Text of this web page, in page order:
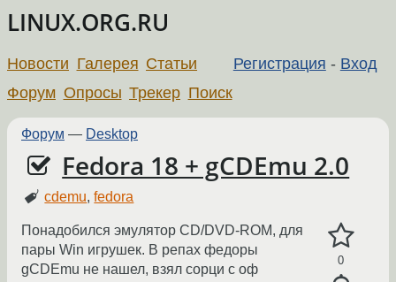
LINUX.ORG.RU
Регистрация - Вход
Новости Галерея Статьи
Форум Опросы Трекер Поиск
Форум — Desktop
Fedora 18 + gCDEmu 2.0
cdemu,fedora
0
Понадобился эмулятор CD/DVD-ROM, для
пары Win игрушек. В репах федоры
gCDEmu не нашел, взял сорци с оф